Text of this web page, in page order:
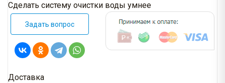
Сделать систему очистки воды умнее
Задать вопрос
Доставка